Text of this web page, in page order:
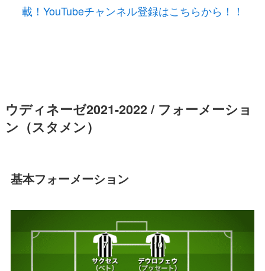
載！YouTubeチャンネル登録はこちらから！！
ウディネーゼ2021-2022 / フォーメーショ
ン（スタメン）
基本フォーメーション